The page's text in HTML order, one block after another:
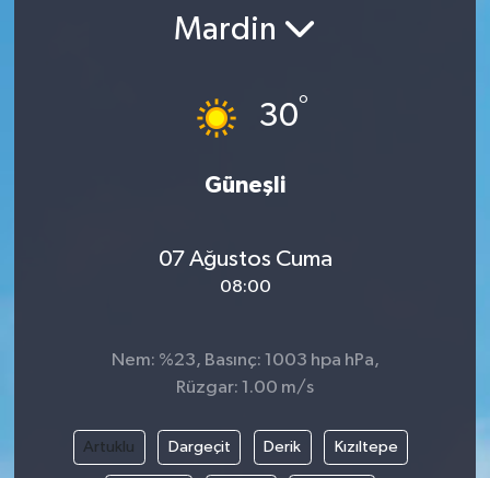
Mardin
30°
Güneşli
07 Ağustos Cuma
08:00
Nem: %23, Basınç: 1003 hpa hPa,
Rüzgar: 1.00 m/s
Artuklu Dargeçit Derik Kızıltepe